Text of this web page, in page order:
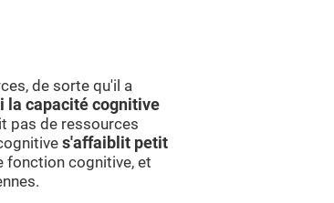
de sorte qu'il a
la capacité cognitive
pas de ressources
s'affaiblit petit
fonction cognitive, et